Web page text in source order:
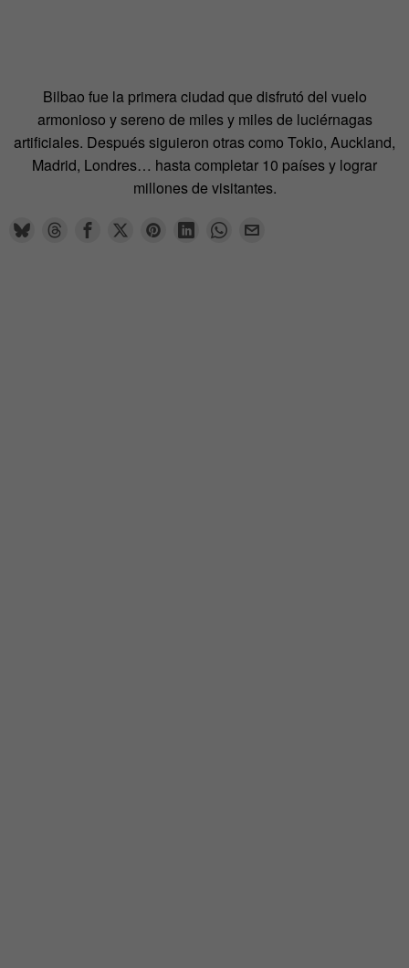
Bilbao fue la primera ciudad que disfrutó del vuelo
armonioso y sereno de miles y miles de luciérnagas
artificiales. Después siguieron otras como Tokio, Auckland,
Madrid, Londres… hasta completar 10 países y lograr
millones de visitantes.